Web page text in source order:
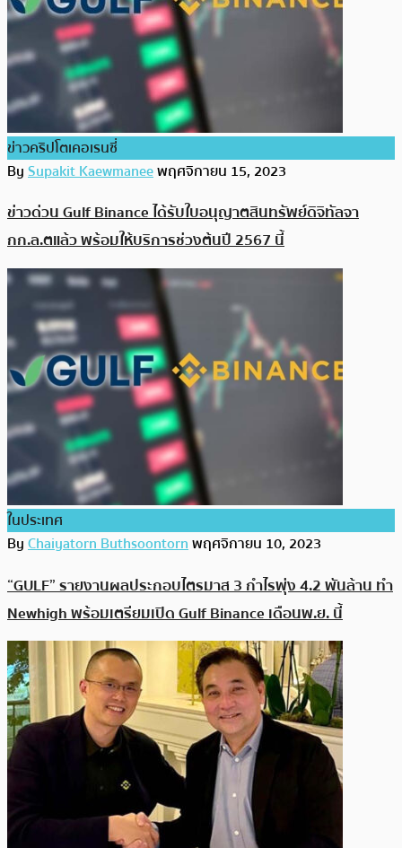
ข่าวคริปโตเคอเรนซี่
BySupakit Kaewmaneeพฤศจิกายน 15, 2023
ข่าวด่วน Gulf Binance ได้รับใบอนุญาตสินทรัพย์ดิจิทัลจา
กก.ล.ตแล้ว พร้อมให้บริการช่วงต้นปี 2567 นี้
ในประเทศ
ByChaiyatorn Buthsoontornพฤศจิกายน 10, 2023
“GULF” รายงานผลประกอบไตรมาส 3 กำไรพุ่ง 4.2 พันล้าน ทำ
Newhigh พร้อมเตรียมเปิด Gulf Binance เดือนพ.ย. นี้